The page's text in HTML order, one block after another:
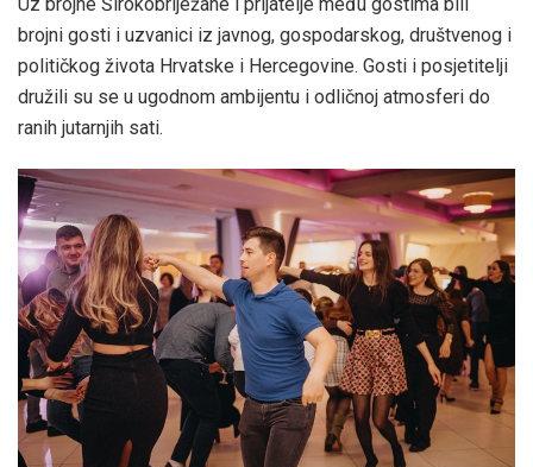
brojni gosti i uzvanici iz javnog, gospodarskog, društvenog i
političkog života Hrvatske i Hercegovine. Gosti i posjetitelji
družili su se u ugodnom ambijentu i odličnoj atmosferi do
ranih jutarnjih sati.